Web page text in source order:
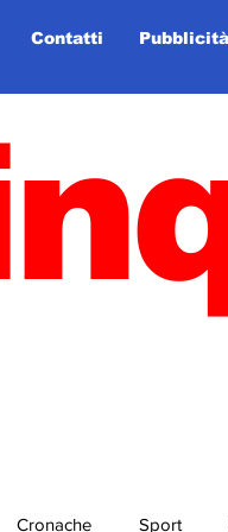
Contatti Pubblicità
Cronache Sport